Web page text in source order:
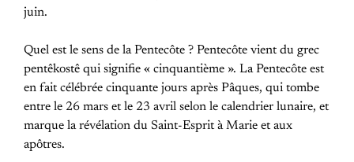
juin.
Quel est le sens de la Pentecôte ? Pentecôte vient du grec
pentêkostê qui signifie « cinquantième ». La Pentecôte est
en fait célébrée cinquante jours après Pâques, qui tombe
entre le 26 mars et le 23 avril selon le calendrier lunaire, et
marque la révélation du Saint-Esprit à Marie et aux
apôtres.